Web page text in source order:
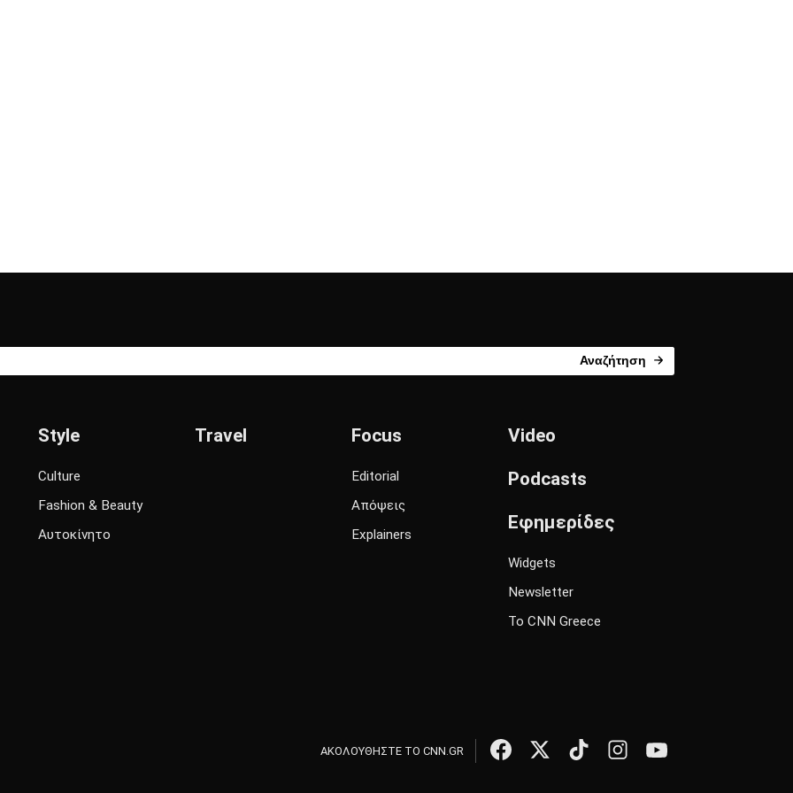
Αναζήτηση
Style
Culture
Fashion & Beauty
Αυτοκίνητο
Travel Focus
Editorial
Απόψεις
Explainers
Video
Podcasts
Εφημερίδες
Widgets
Newsletter
Το CNN Greece
ΑΚΟΛΟΥΘΗΣΤΕ ΤΟ CNN.GR